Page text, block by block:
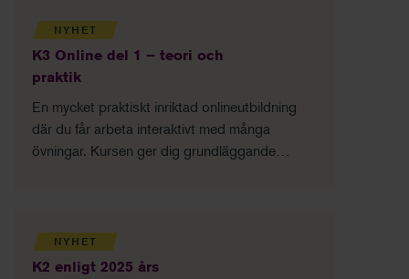
NYHET
K3 Online del 1 – teori och
praktik
En mycket praktiskt inriktad onlineutbildning
där du får arbeta interaktivt med många
övningar. Kursen ger dig grundläggande
NYHET
K2 enligt 2025 års